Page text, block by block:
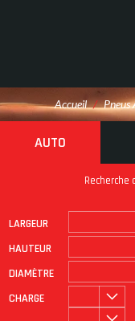
Accueil / Pneus
AUTO
Recherche
LARGEUR
HAUTEUR
DIAMÈTRE
CHARGE